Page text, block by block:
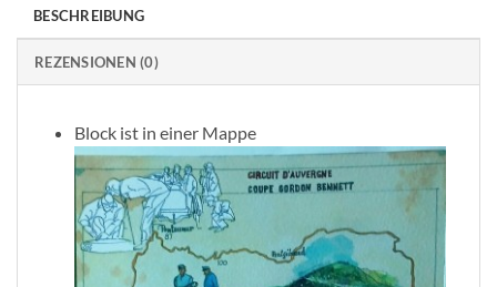
BESCHREIBUNG
REZENSIONEN (0)
Block ist in einer Mappe